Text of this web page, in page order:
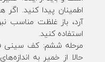
اطمینان پیدا کنید.
آرد، باز غلظت مناسب
استفاده کنید.
مرحله ششم: کف سینی
حالا از خمیر به